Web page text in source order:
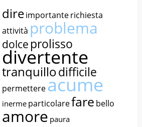
direimportanterichiesta
attività problema
dolce prolisso
divertente
tranquillodifficile
permettereacume
inerme particolarefare bello
amore paura